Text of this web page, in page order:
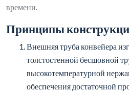
времени.
Принципы
Внешняя труба конвейера
толстостенной бесшовной
высокотемпературной
обеспечения достаточной